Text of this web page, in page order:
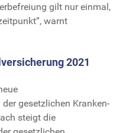
gilt nur einmal,
warnt
2021
gesetzlichen Kranken-
steigt die